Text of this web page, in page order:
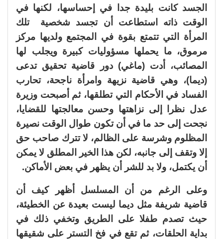
الجسد كانت بليدة جدا في إحساسها، لكنها في
الوقت ذاته استطاعت أن تجسد شخصية تلك
المرأة التي تتمتع بقوة في المجتمع ولديها مركز
مرموق، ما يحملها مسؤوليات كبيرة ويجلب لها
المصائب، أدت (ماغي) دور قاضية تحقيق تدعى
(ديما)، وهي قاضية نزيهة وامرأة ناجحة، تحارب
الفساد في الأحكام التي تطلقها، ثم أصبحت وزيرة
عدل نظرا إلى نزاهتها وحسن معالجتها للقضايا،
نجحت إلى حد ما في أن تكون طوال الوقت نصيرة
المظلوم وشرسة على الظالم، لا تترك صاحب حق
إلا وتقف إلى جانبه، لكن هذا الخير المطلق لا يمكن
أن يكتمل، ولا بد للشر أن يظهر في بعض الأماكن.
وعلى الرغم من أن المسلسل أظهر كيف أن
قاضية شريفة مثل ديما ليست بعيدة عن الخطيئة،
حيث تصدم طفلا على الطريق وتخفي ذلك في
بداية الحلقات، ثم تقع في فخ التستر على شقيقها